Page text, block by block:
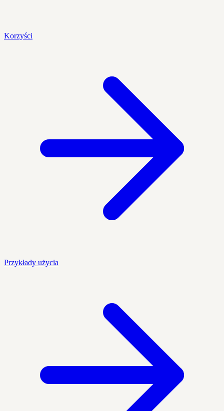
Korzyści
Przykłady użycia